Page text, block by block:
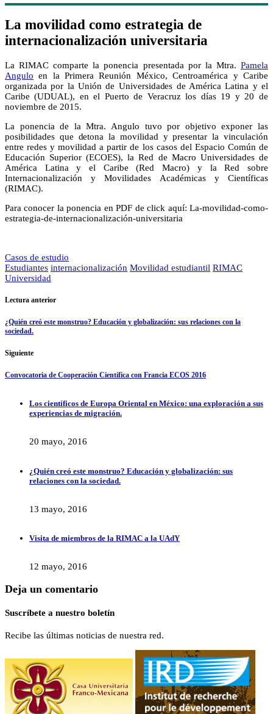
La movilidad como estrategia de
internacionalización universitaria
La RIMAC comparte la ponencia presentada por la Mtra. Pamela
Angulo en la Primera Reunión México, Centroamérica y Caribe
organizada por la Unión de Universidades de América Latina y el
Caribe (UDUAL), en el Puerto de Veracruz los días 19 y 20 de
noviembre de 2015.
La ponencia de la Mtra. Angulo tuvo por objetivo exponer las
posibilidades que detona la movilidad y presentar la vinculación
entre redes y movilidad a partir de los casos del Espacio Común de
Educación Superior (ECOES), la Red de Macro Universidades de
América Latina y el Caribe (Red Macro) y la Red sobre
Internacionalización y Movilidades Académicas y Científicas
(RIMAC).
Para conocer la ponencia en PDF de click aquí: La-movilidad-como-
estrategia-de-internacionalización-universitaria
Casos de estudio
Estudiantes internacionalización Movilidad estudiantil RIMAC
Universidad
Lectura anterior
¿Quién creó este monstruo? Educación y globalización: sus relaciones con la
sociedad.
Siguiente
Convocatoria de Cooperación Científica con Francia ECOS 2016
Los científicos de Europa Oriental en México: una exploración a sus
experiencias de migración.
20 mayo, 2016
¿Quién creó este monstruo? Educación y globalización: sus
relaciones con la sociedad.
13 mayo, 2016
Visita de miembros de la RIMAC a la UAdY
12 mayo, 2016
Deja un comentario
Suscríbete a nuestro boletín
Recibe las últimas noticias de nuestra red.